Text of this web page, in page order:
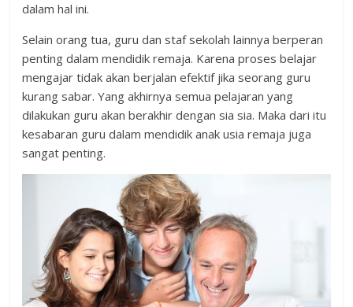
dalam hal ini.
Selain orang tua, guru dan staf sekolah lainnya berperan
penting dalam mendidik remaja. Karena proses belajar
mengajar tidak akan berjalan efektif jika seorang guru
kurang sabar. Yang akhirnya semua pelajaran yang
dilakukan guru akan berakhir dengan sia sia. Maka dari itu
kesabaran guru dalam mendidik anak usia remaja juga
sangat penting.